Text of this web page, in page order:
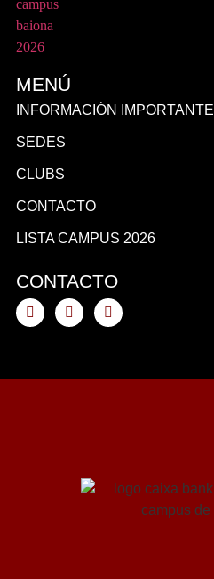
MENÚ
INFORMACIÓN IMPORTANTE
SEDES
CLUBS
CONTACTO
LISTA CAMPUS 2026
CONTACTO